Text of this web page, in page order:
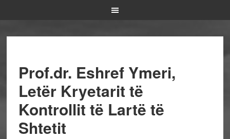
Prof.dr. Eshref Ymeri,
Letër Kryetarit të
Kontrollit të Lartë të
Shtetit